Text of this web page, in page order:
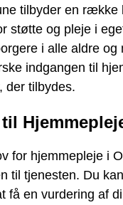
tilbyder en række
støtte og pleje i
i alle aldre og
indgangen til
der tilbydes.
for hjemmepleje i
til tjenesten. Du
få en vurdering af